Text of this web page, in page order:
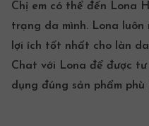
Chị em có thể đến
Lona
trạng da mình. Lona luôn
lợi ích tốt nhất cho làn
Chat với Lona để được
dụng đúng sản phẩm